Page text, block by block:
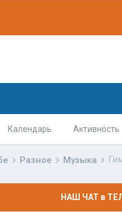
Календарь Активность
Разное Музыка
НАШ ЧАТ в